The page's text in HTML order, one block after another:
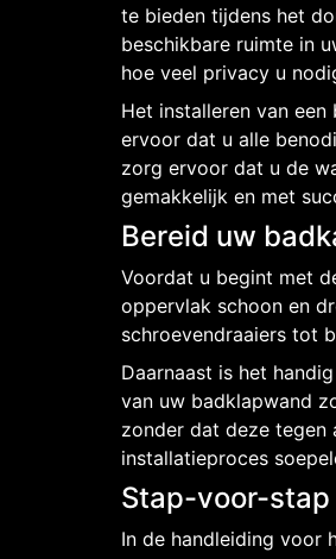
te bieden tijdens het
beschikbare ruimte in
hoe veel privacy u
Het installeren van
ervoor dat u alle
zorg ervoor dat u de
gemakkelijk en met
Bereid uw
Voordat u begint met
oppervlak schoon en
schroevendraaiers tot
Daarnaast is het
van uw badklapwand
zonder dat deze
installatieproces
Stap-voor-stap
In de handleiding voor